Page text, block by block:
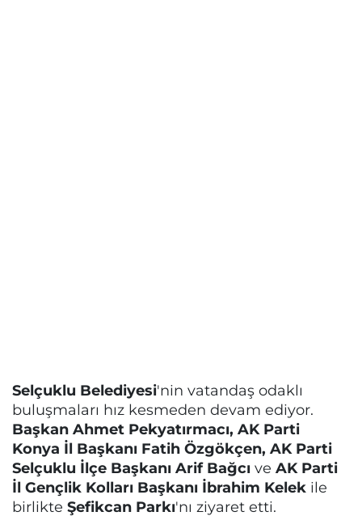
Selçuklu Belediyesi'nin vatandaş odaklı
buluşmaları hız kesmeden devam ediyor.
Başkan Ahmet Pekyatırmacı, AK Parti
Konya İl Başkanı Fatih Özgökçen, AK Parti
Selçuklu İlçe Başkanı Arif Bağcı ve AK Parti
İl Gençlik Kolları Başkanı İbrahim Kelek ile
birlikte Şefikcan Parkı'nı ziyaret etti.